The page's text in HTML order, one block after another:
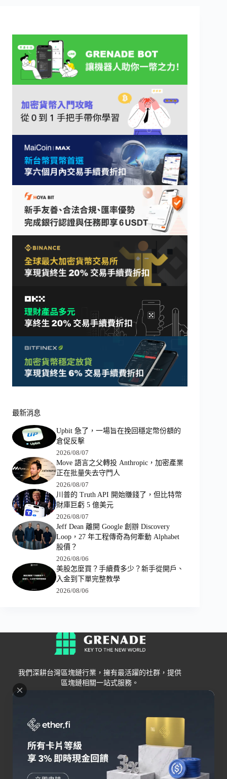
最新消息
Upbit 急了，一場旨在挽回穩定幣份額的
倉促反擊
2026/08/07
Move 語言之父轉投 Anthropic，加密產業
正在批量失去守門人
2026/08/07
川普的 Truth API 開始賺錢了，但比特幣
財庫巨虧 5 億美元
2026/08/07
Jeff Dean 離開 Google 創辦 Discovery
Loop，27 年工程傳奇為何牽動 Alphabet
股價？
2026/08/06
美股怎麼買？手續費多少？新手從開戶、
入金到下單完整教學
2026/08/06
我們深耕台灣區塊鏈行業，擁有最活躍的社群，提供
區塊鏈相關一站式服務。
Grenade
關於我們
聯絡我們
錢包
交易所
Bybit
OKX
HOYA BIT